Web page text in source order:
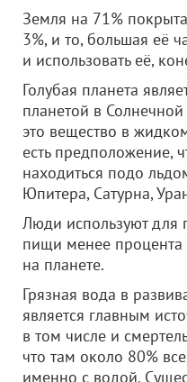
Земля на 71%
3%, и то, большая её
и использовать её,
Голубая планета
планетой в
это вещество в
есть предположение,
находиться подо
Юпитера, Сатурна,
Люди используют для
пищи менее процента
на планете.
Грязная вода в
является главным
в том числе и
что там около 80%
именно с водой.